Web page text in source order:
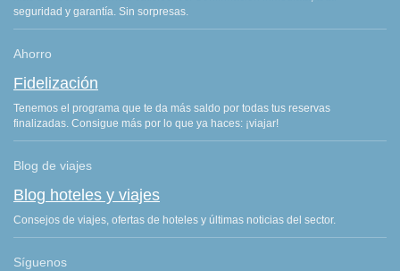
seguridad y garantía. Sin sorpresas.
Ahorro
Fidelización
Tenemos el programa que te da más saldo por todas tus reservas
finalizadas. Consigue más por lo que ya haces: ¡viajar!
Blog de viajes
Blog hoteles y viajes
Consejos de viajes, ofertas de hoteles y últimas noticias del sector.
Síguenos